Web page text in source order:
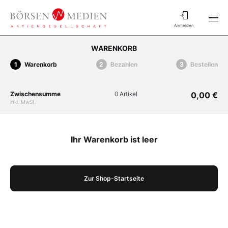
Anmelden
WARENKORB
Warenkorb Bezahlen Bestellen
Zwischensumme
inkl. MwSt.
0 Artikel 0,00 €
Ihr Warenkorb ist leer
Zur Shop-Startseite